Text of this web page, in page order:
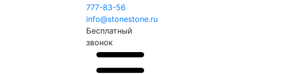
777-83-56
info@stonestone.ru
Бесплатный
звонок